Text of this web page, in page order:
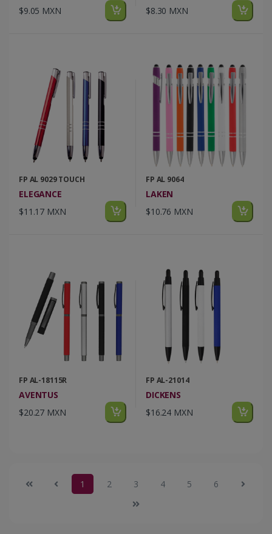
$9.05 MXN
$8.30 MXN
FP AL 9029 TOUCH
ELEGANCE
$11.17 MXN
FP AL 9064
LAKEN
$10.76 MXN
FP AL-18115R
AVENTUS
$20.27 MXN
FP AL-21014
DICKENS
$16.24 MXN
1 2 3 4 5 6